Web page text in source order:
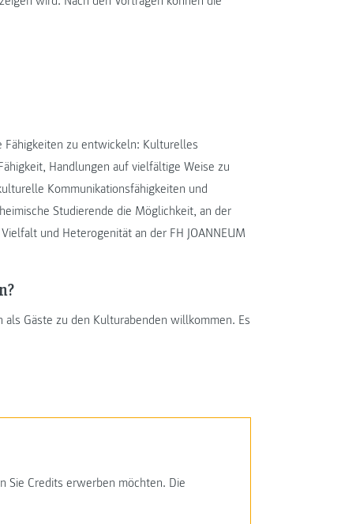
Fähigkeiten zu entwickeln: Kulturelles
Handlungen auf vielfältige Weise zu
Kommunikationsfähigkeiten und
Studierende die Möglichkeit, an der
und Heterogenität an der FH JOANNEUM
Gäste zu den Kulturabenden willkommen. Es
Sie Credits erwerben möchten. Die